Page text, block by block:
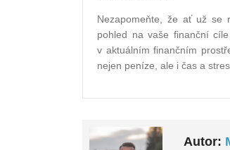
Nezapomeňte, že ať už se
pohled na vaše finanční
v aktuálním finančním
nejen peníze, ale i čas a
Autor: